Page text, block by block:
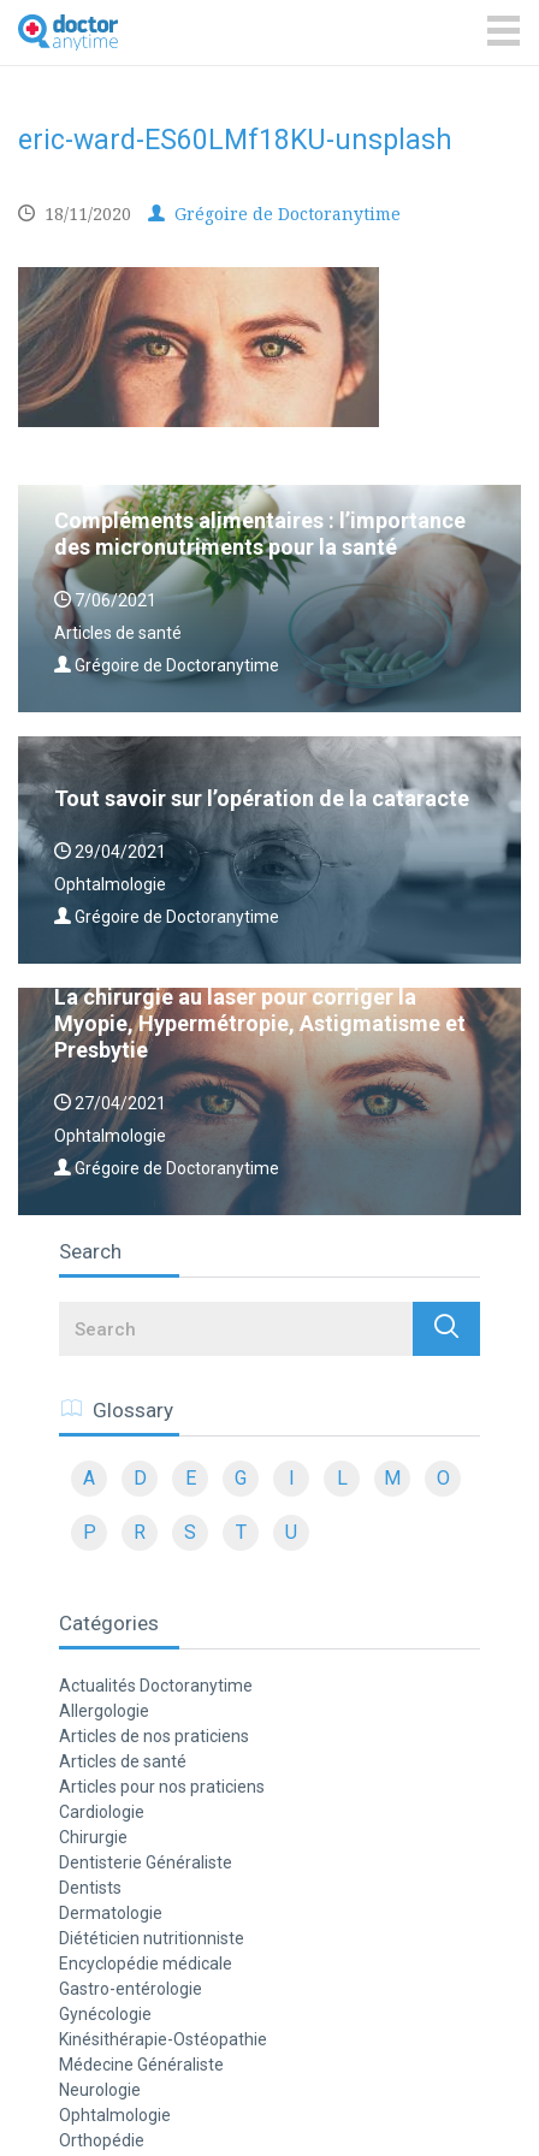
DoctorAnyTime
You
are
eric-ward-ES60LMf18KU-unsplash
18/11/2020 Grégoire de Doctoranytime
Compléments alimentaires : l’importance
des micronutriments pour la santé
7/06/2021
Articles de santé
Grégoire de Doctoranytime
Tout savoir sur l’opération de la cataracte
29/04/2021
Ophtalmologie
Grégoire de Doctoranytime
La chirurgie au laser pour corriger la
Myopie, Hypermétropie, Astigmatisme et
Presbytie
27/04/2021
Ophtalmologie
Grégoire de Doctoranytime
Search
Search
Glossary
A D E G L M O
P R S T U
Catégories
Actualités Doctoranytime
Allergologie
Articles de nos praticiens
Articles de santé
Articles pour nos praticiens
Cardiologie
Chirurgie
Dentisterie Généraliste
Dentists
Dermatologie
Diététicien nutritionniste
Encyclopédie médicale
Gastro-entérologie
Gynécologie
Kinésithérapie-Ostéopathie
Médecine Généraliste
Neurologie
Ophtalmologie
Orthopédie